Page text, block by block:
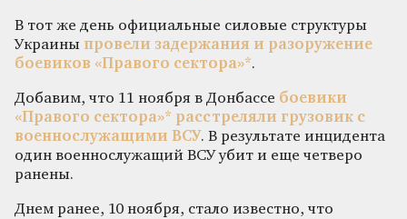
В тот же день официальные силовые структуры
Украины провели задержания и разоружение
боевиков «Правого сектора»*.
Добавим, что 11 ноября в Донбассе боевики
«Правого сектора»* расстреляли грузовик с
военнослужащими ВСУ. В результате инцидента
один военнослужащий ВСУ убит и еще четверо
ранены.
Днем ранее, 10 ноября, стало известно, что